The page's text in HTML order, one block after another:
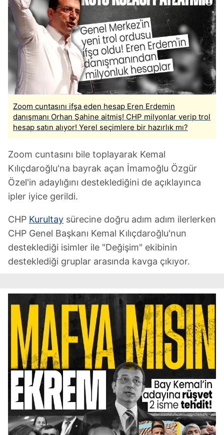
Zoom cuntasını ifşa eden hesap Eren Erdemin
danışmanı Orhan Şahine aitmiş! CHP milyonlar verip trol
hesap satın alıyor! Yerel seçimlere bir hazırlık mı?
Zoom cuntasını bile toplayarak Kemal
Kılıçdaroğlu'na bayrak açan İmamoğlu Özgür
Özel'in adaylığını desteklediğini de açıklayınca
ipler iyice gerildi.
CHP Kurultay sürecine doğru adım adım ilerlerken
CHP Genel Başkanı Kemal Kılıçdaroğlu'nun
desteklediği isimler ile "Değişim" ekibinin
desteklediği gruplar arasında kavga çıkıyor.